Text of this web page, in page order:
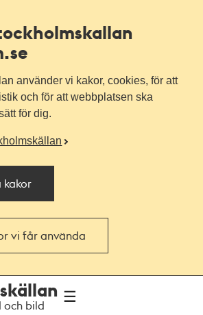
använder vi kakor, cookies, för att
och för att webbplatsen ska
för dig.
kakor
vi får använda
och bild